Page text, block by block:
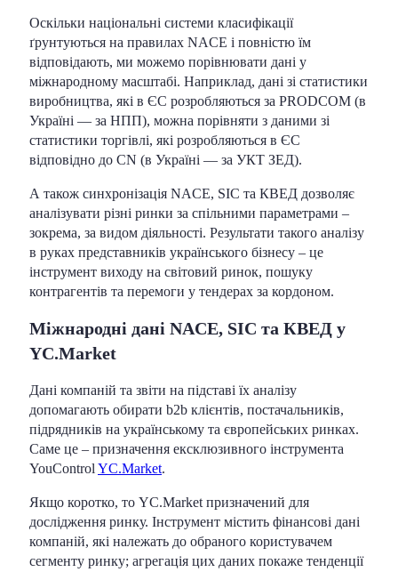
Оскільки національні системи класифікації
ґрунтуються на правилах NACE і повністю їм
відповідають, ми можемо порівнювати дані у
міжнародному масштабі. Наприклад, дані зі статистики
виробництва, які в ЄС розробляються за PRODCOM (в
Україні — за НПП), можна порівняти з даними зі
статистики торгівлі, які розробляються в ЄС
відповідно до CN (в Україні — за УКТ ЗЕД).
А також синхронізація NACE, SIC та КВЕД дозволяє
аналізувати різні ринки за спільними параметрами –
зокрема, за видом діяльності. Результати такого аналізу
в руках представників українського бізнесу – це
інструмент виходу на світовий ринок, пошуку
контрагентів та перемоги у тендерах за кордоном.
Міжнародні дані NACE, SIC та КВЕД у
YC.Market
Дані компаній та звіти на підставі їх аналізу
допомагають обирати b2b клієнтів, постачальників,
підрядників на українському та європейських ринках.
Саме це – призначення ексклюзивного інструмента
YouControl YC.Market.
Якщо коротко, то YC.Market призначений для
дослідження ринку. Інструмент містить фінансові дані
компаній, які належать до обраного користувачем
сегменту ринку; агрегація цих даних покаже тенденції